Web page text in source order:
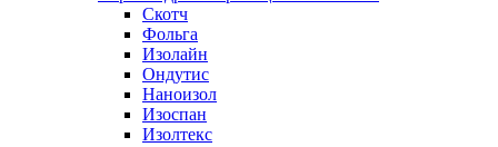
Скотч
Фольга
Изолайн
Ондутис
Наноизол
Изоспан
Изолтекс